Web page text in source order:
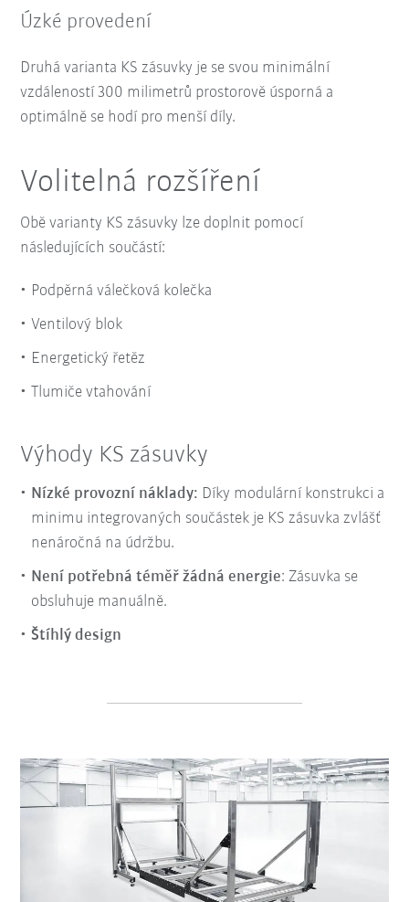
Úzké provedení
Druhá varianta KS zásuvky je se svou minimální
vzdáleností 300 milimetrů prostorově úsporná a
optimálně se hodí pro menší díly.
Volitelná rozšíření
Obě varianty KS zásuvky lze doplnit pomocí
následujících součástí:
Podpěrná válečková kolečka
Ventilový blok
Energetický řetěz
Tlumiče vtahování
Výhody KS zásuvky
Nízké provozní náklady: Díky modulární konstrukci a
minimu integrovaných součástek je KS zásuvka zvlášť
nenáročná na údržbu.
Není potřebná téměř žádná energie: Zásuvka se
obsluhuje manuálně.
Štíhlý design